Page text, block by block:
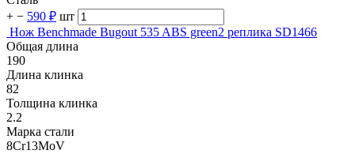
+ − 590 ₽ шт
Нож Benchmade Bugout 535 ABS green2 реплика SD1466
Общая длина
190
Длина клинка
82
Толщина клинка
2.2
Марка стали
8Cr13MoV